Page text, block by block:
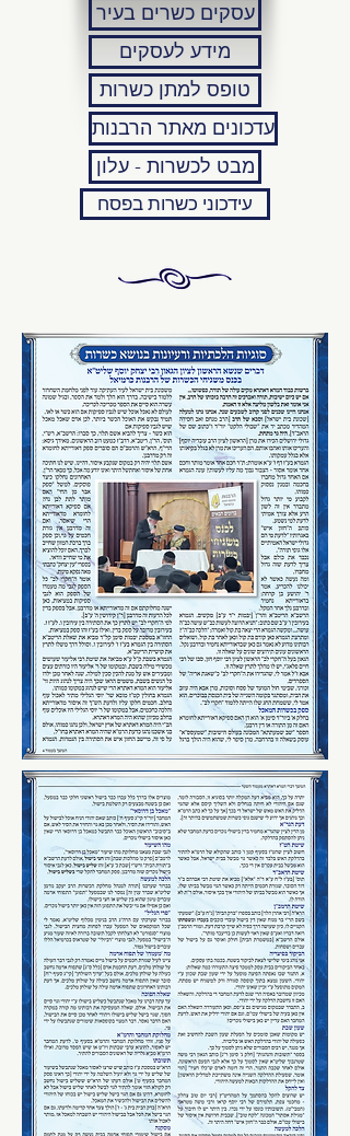
עסקים כשרים בעיר
מידע לעסקים
טופס למתן כשרות
עדכונים מאתר הרבנות
מבט לכשרות - עלון
עידכוני כשרות בפסח